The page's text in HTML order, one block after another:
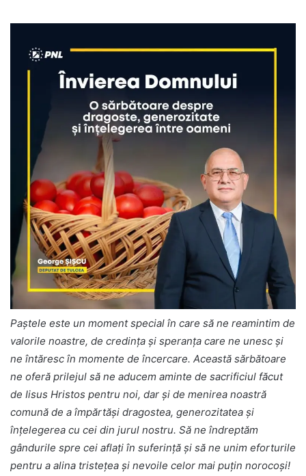
Paștele este un moment special în care să ne reamintim de
valorile noastre, de credința și speranța care ne unesc și
ne întăresc în momente de încercare. Această sărbătoare
ne oferă prilejul să ne aducem aminte de sacrificiul făcut
de Iisus Hristos pentru noi, dar și de menirea noastră
comună de a împărtăși dragostea, generozitatea și
înțelegerea cu cei din jurul nostru. Să ne îndreptăm
gândurile spre cei aflați în suferință și să ne unim eforturile
pentru a alina tristețea și nevoile celor mai puțin norocoși!